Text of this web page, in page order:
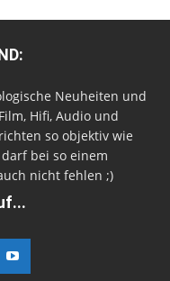
Neuheiten und
Hifi, Audio und
so objektiv wie
bei so einem
nicht fehlen ;)